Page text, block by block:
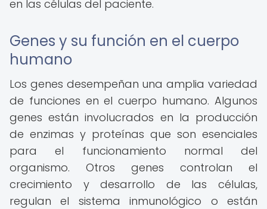
en las células del paciente.
Genes y su función en el cuerpo
humano
Los genes desempeñan una amplia variedad
de funciones en el cuerpo humano. Algunos
genes están involucrados en la producción
de enzimas y proteínas que son esenciales
para el funcionamiento normal del
organismo. Otros genes controlan el
crecimiento y desarrollo de las células,
regulan el sistema inmunológico o están